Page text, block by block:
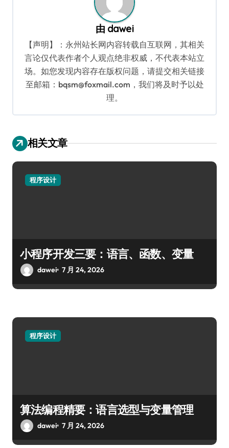
由 dawei
【声明】：永州站长网内容转载自互联网，其相关
言论仅代表作者个人观点绝非权威，不代表本站立
场。如您发现内容存在版权问题，请提交相关链接
至邮箱：bqsm@foxmail.com，我们将及时予以处
理。
相关文章
程序设计
小程序开发三要：语言、函数、变量
dawei 7 月 24, 2026
程序设计
算法编程精要：语言选型与变量管理
dawei 7 月 24, 2026